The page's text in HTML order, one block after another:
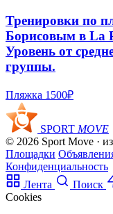
Тренировки по
Борисовым в La
Уровень от
группы.
Пляжка 1500₽
SPORT MOVE
© 2026 Sport Move ·
Площадки
Конфиденциальность
Лента
Поиск
Cookies